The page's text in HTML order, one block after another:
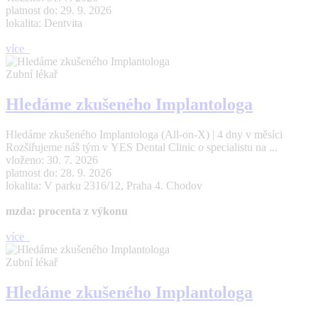
platnost do: 29. 9. 2026
lokalita: Dentvita
více
Zubní lékař
Hledáme zkušeného Implantologa
Hledáme zkušeného Implantologa (All-on-X) | 4 dny v měsíci
Rozšiřujeme náš tým v YES Dental Clinic o specialistu na ...
vloženo: 30. 7. 2026
platnost do: 28. 9. 2026
lokalita: V parku 2316/12, Praha 4. Chodov
mzda: procenta z výkonu
více
Zubní lékař
Hledáme zkušeného Implantologa